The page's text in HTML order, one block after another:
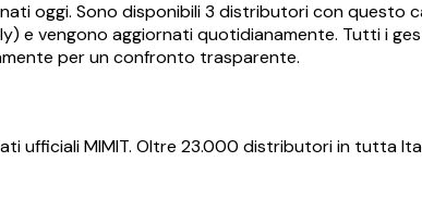
oggi. Sono disponibili3 distributori con questo
e vengono aggiornati quotidianamente. Tutti i
per un confronto trasparente.
ufficiali MIMIT. Oltre 23.000 distributori in tutta